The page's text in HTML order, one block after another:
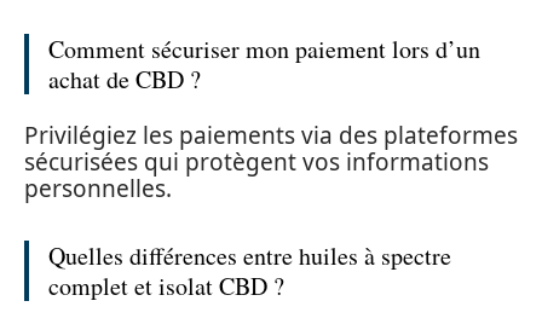
Comment sécuriser mon paiement lors d’un
achat de CBD ?
Privilégiez les paiements via des plateformes
sécurisées qui protègent vos informations
personnelles.
Quelles différences entre huiles à spectre
complet et isolat CBD ?